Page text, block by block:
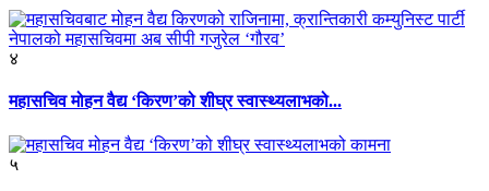
४
महासचिव मोहन वैद्य ‘किरण’को शीघ्र स्वास्थ्यलाभको...
५